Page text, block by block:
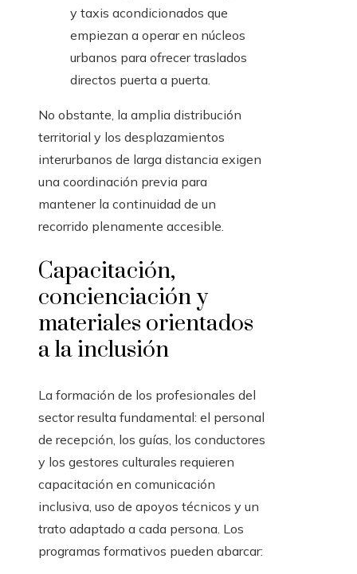
y taxis acondicionados que
empiezan a operar en núcleos
urbanos para ofrecer traslados
directos puerta a puerta.
No obstante, la amplia distribución
territorial y los desplazamientos
interurbanos de larga distancia exigen
una coordinación previa para
mantener la continuidad de un
recorrido plenamente accesible.
Capacitación,
concienciación y
materiales orientados
a la inclusión
La formación de los profesionales del
sector resulta fundamental: el personal
de recepción, los guías, los conductores
y los gestores culturales requieren
capacitación en comunicación
inclusiva, uso de apoyos técnicos y un
trato adaptado a cada persona. Los
programas formativos pueden abarcar: